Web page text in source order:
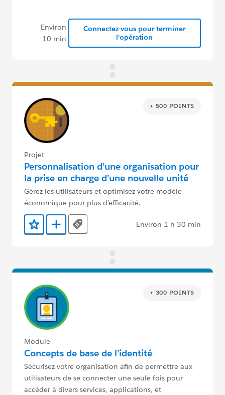
Environ
10 min
Connectez-vous pour terminer
l'opération
+ 500 POINTS
Projet
Personnalisation d’une organisation pour
la prise en charge d’une nouvelle unité
commerciale
Gérez les utilisateurs et optimisez votre modèle
économique pour plus d’efficacité.
Ajouter aux favoris
Ajouter au Trailmix
Tags Environ 1 h 30 min
+ 300 POINTS
Module
Concepts de base de l’identité
Sécurisez votre organisation afin de permettre aux
utilisateurs de se connecter une seule fois pour
accéder à divers services, applications, et